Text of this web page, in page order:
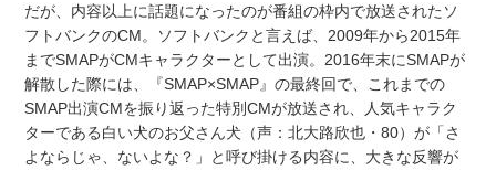
だが、内容以上に話題になったのが番組の枠内で放送されたソ
フトバンクのCM。ソフトバンクと言えば、2009年から2015年
までSMAPがCMキャラクターとして出演。2016年末にSMAPが
解散した際には、『SMAP×SMAP』の最終回で、これまでの
SMAP出演CMを振り返った特別CMが放送され、人気キャラク
ターである白い犬のお父さん犬（声：北大路欣也・80）が「さ
よならじゃ、ないよな？」と呼び掛ける内容に、大きな反響が